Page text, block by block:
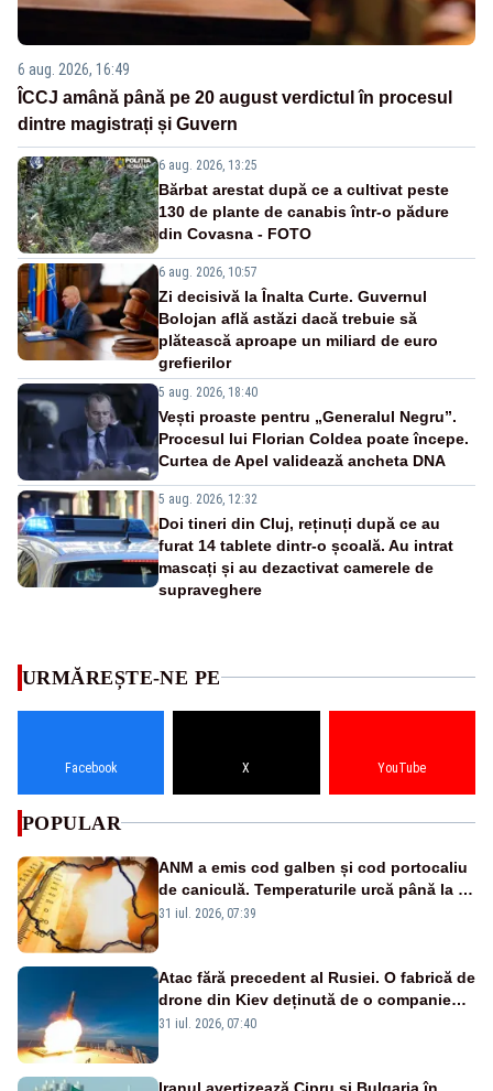
6 aug. 2026, 16:49
ÎCCJ amână până pe 20 august verdictul în procesul
dintre magistrați și Guvern
6 aug. 2026, 13:25
Bărbat arestat după ce a cultivat peste
130 de plante de canabis într-o pădure
din Covasna - FOTO
6 aug. 2026, 10:57
Zi decisivă la Înalta Curte. Guvernul
Bolojan află astăzi dacă trebuie să
plătească aproape un miliard de euro
grefierilor
5 aug. 2026, 18:40
Vești proaste pentru „Generalul Negru”.
Procesul lui Florian Coldea poate începe.
Curtea de Apel validează ancheta DNA
5 aug. 2026, 12:32
Doi tineri din Cluj, reținuți după ce au
furat 14 tablete dintr-o școală. Au intrat
mascați și au dezactivat camerele de
supraveghere
URMĂREȘTE-NE PE
Facebook X YouTube
POPULAR
ANM a emis cod galben și cod portocaliu
de caniculă. Temperaturile urcă până la 38
de grade, iar nopțile devin tropicale
31 iul. 2026, 07:39
Atac fără precedent al Rusiei. O fabrică de
drone din Kiev deținută de o companie
americană, distrusă de o rachetă
31 iul. 2026, 07:40
Iranul avertizează Cipru și Bulgaria în